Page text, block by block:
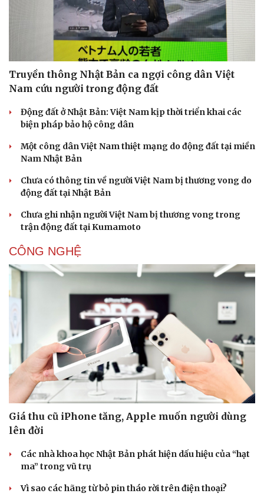
Sức khỏe
Dinh dưỡng - món ngon
Cây thuốc
Sản phụ khoa
Đời sống
Blog
Tình yêu - Gia đình
Truyền thông Nhật Bản ca ngợi công dân Việt
Nam cứu người trong động đất
Động đất ở Nhật Bản: Việt Nam kịp thời triển khai các
biện pháp bảo hộ công dân
Một công dân Việt Nam thiệt mạng do động đất tại miền
Nam Nhật Bản
Chưa có thông tin về người Việt Nam bị thương vong do
động đất tại Nhật Bản
Chưa ghi nhận người Việt Nam bị thương vong trong
trận động đất tại Kumamoto
CÔNG NGHỆ
Giá thu cũ iPhone tăng, Apple muốn người dùng
lên đời
Các nhà khoa học Nhật Bản phát hiện dấu hiệu của “hạt
ma” trong vũ trụ
Vì sao các hãng từ bỏ pin tháo rời trên điện thoại?